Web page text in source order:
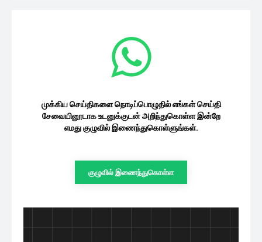
முக்கிய செய்திகளை நொடிப்பொழுதில் எங்கள் செய்தி
சேவையினூடாக உடனுக்குடன் அறிந்துகொள்ள இன்றே
எமது குழுவில் இணைந்துகொள்ளுங்கள்.
குழுவில் இணைந்துகொள்ள